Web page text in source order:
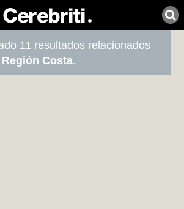
11 resultados relacionados
Costa.